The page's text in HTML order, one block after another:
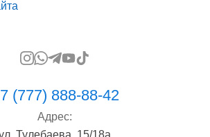
(777) 888-88-42
Адрес: